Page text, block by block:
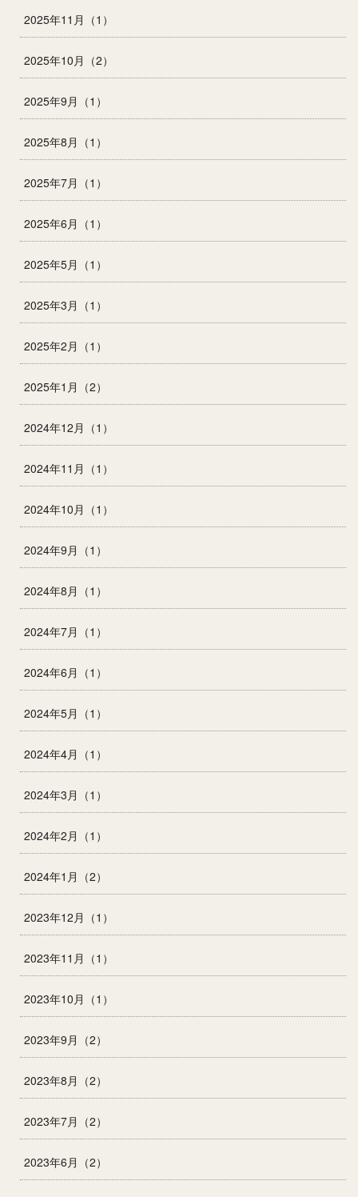
2025年11月（1）
2025年10月（2）
2025年9月（1）
2025年8月（1）
2025年7月（1）
2025年6月（1）
2025年5月（1）
2025年3月（1）
2025年2月（1）
2025年1月（2）
2024年12月（1）
2024年11月（1）
2024年10月（1）
2024年9月（1）
2024年8月（1）
2024年7月（1）
2024年6月（1）
2024年5月（1）
2024年4月（1）
2024年3月（1）
2024年2月（1）
2024年1月（2）
2023年12月（1）
2023年11月（1）
2023年10月（1）
2023年9月（2）
2023年8月（2）
2023年7月（2）
2023年6月（2）